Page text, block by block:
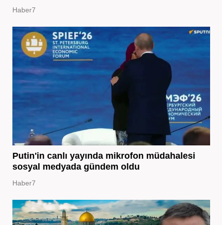
Haber7
Putin'in canlı yayında mikrofon müdahalesi
sosyal medyada gündem oldu
Haber7